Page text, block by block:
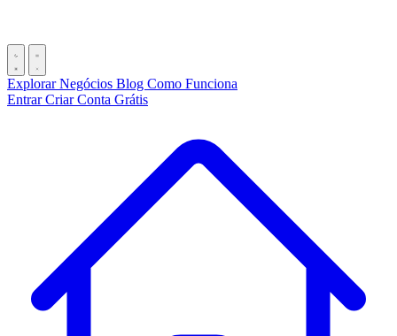
Explorar Negócios Blog Como Funciona
EntrarCriar Conta Grátis